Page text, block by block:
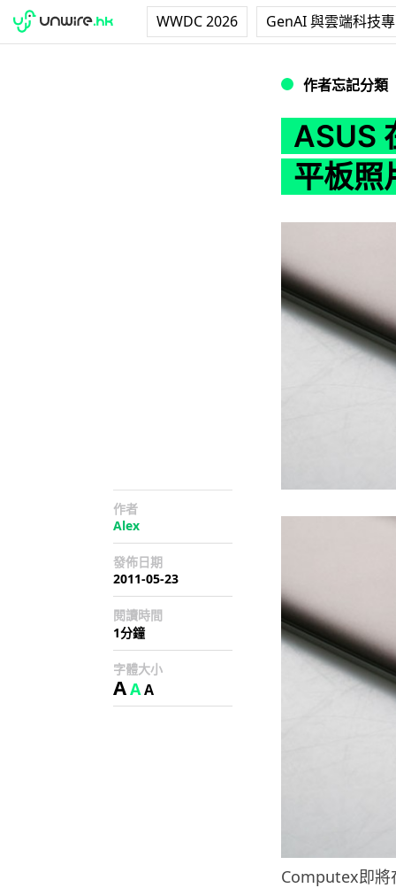
WWDC 2026 GenAI 與雲端科技
作者忘記分類
ASUS
平板照
作者
Alex
發佈日期
2011-05-23
閱讀時間
1分鐘
字體大小
AAA
Computex即將